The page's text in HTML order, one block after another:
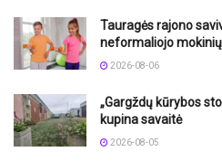
Tauragės rajono
neformaliojo
2026-08-06
„Gargždų kūrybos
kupina savaitė
2026-08-05